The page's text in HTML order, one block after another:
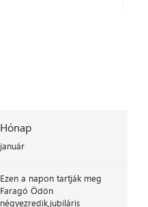
Hónap
január
Ezen a napon tartják meg
Faragó Ödön
négyezredik,jubiláris